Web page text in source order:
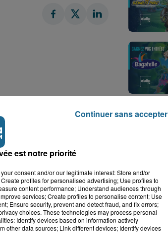
est notre priorité
consent and/or our legitimate interest: Store and/or
profiles for personalised advertising; Use profiles to
content performance; Understand audiences through
services; Create profiles to personalise content; Use
Ensure security, prevent and detect fraud, and fix errors;
choices. These technologies may process personal
Identify devices based on information actively
other data sources; Link different devices; Identify devices
Continuer sans accepter